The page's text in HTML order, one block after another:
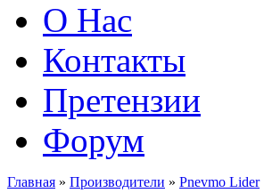
О Нас
Контакты
Претензии
Форум
Главная » Производители » Pnevmo Lider